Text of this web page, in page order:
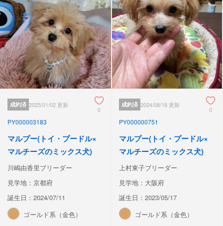
成約済 2025/01/02 更新
0
PY000003183
マルプー(トイ・プードル×
マルチーズのミックス犬)
川嶋由香里ブリーダー
見学地：京都府
誕生日：2024/07/11
ゴールド系（金色）
成約済 2024/08/18 更新
0
PY000000751
マルプー(トイ・プードル×
マルチーズのミックス犬)
上村東子ブリーダー
見学地：大阪府
誕生日：2023/05/17
ゴールド系（金色）